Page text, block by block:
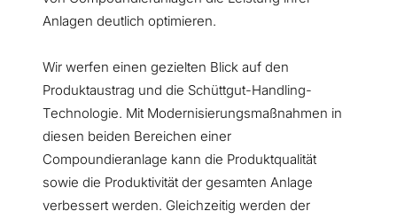
Anlagen deutlich optimieren.
Wir werfen einen gezielten Blick auf den
Produktaustrag und die Schüttgut-Handling-
Technologie. Mit Modernisierungsmaßnahmen in
diesen beiden Bereichen einer
Compoundieranlage kann die Produktqualität
sowie die Produktivität der gesamten Anlage
verbessert werden. Gleichzeitig werden der